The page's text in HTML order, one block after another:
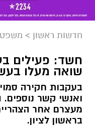
חדשות ראשון > משפט
חשד: פעילים
שואה מעלו
בעקבות חקירה
ואנשי קשר
מעצרם אחר
בראשון לציון.